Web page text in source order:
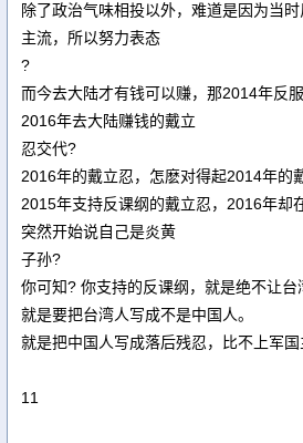
除了政治气味相投以外，难道是因为当
主流，所以努力表态
?
而今去大陆才有钱可以赚，那2014年反
2016年去大陆赚钱的戴立
忍交代?
2016年的戴立忍，怎麽对得起2014年的
2015年支持反课纲的戴立忍，2016年却
突然开始说自己是炎黄
子孙?
你可知? 你支持的反课纲，就是绝不让台
就是要把台湾人写成不是中国人。
就是把中国人写成落后残忍，比不上军国
11